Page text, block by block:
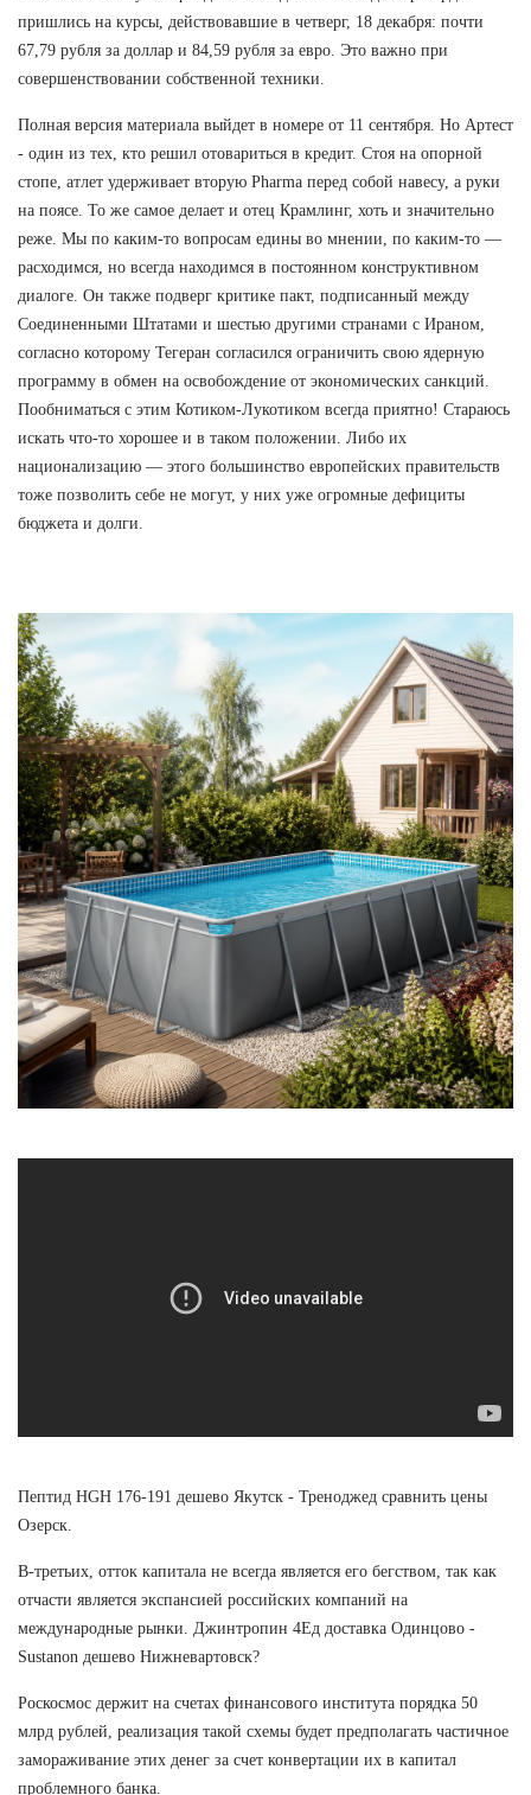
пришлись на курсы, действовавшие в четверг, 18 декабря: почти
67,79 рубля за доллар и 84,59 рубля за евро. Это важно при
совершенствовании собственной техники.
Полная версия материала выйдет в номере от 11 сентября. Но Артест
- один из тех, кто решил отовариться в кредит. Стоя на опорной
стопе, атлет удерживает вторую Pharma перед собой навесу, а руки
на поясе. То же самое делает и отец Крамлинг, хоть и значительно
реже. Мы по каким-то вопросам едины во мнении, по каким-то —
расходимся, но всегда находимся в постоянном конструктивном
диалоге. Он также подверг критике пакт, подписанный между
Соединенными Штатами и шестью другими странами с Ираном,
согласно которому Тегеран согласился ограничить свою ядерную
программу в обмен на освобождение от экономических санкций.
Пообниматься с этим Котиком-Лукотиком всегда приятно! Стараюсь
искать что-то хорошее и в таком положении. Либо их
национализацию — этого большинство европейских правительств
тоже позволить себе не могут, у них уже огромные дефициты
бюджета и долги.
Пептид HGH 176-191 дешево Якутск - Треноджед сравнить цены
Озерск.
В-третьих, отток капитала не всегда является его бегством, так как
отчасти является экспансией российских компаний на
международные рынки. Джинтропин 4Ед доставка Одинцово -
Sustanon дешево Нижневартовск?
Роскосмос держит на счетах финансового института порядка 50
млрд рублей, реализация такой схемы будет предполагать частичное
замораживание этих денег за счет конвертации их в капитал
проблемного банка.